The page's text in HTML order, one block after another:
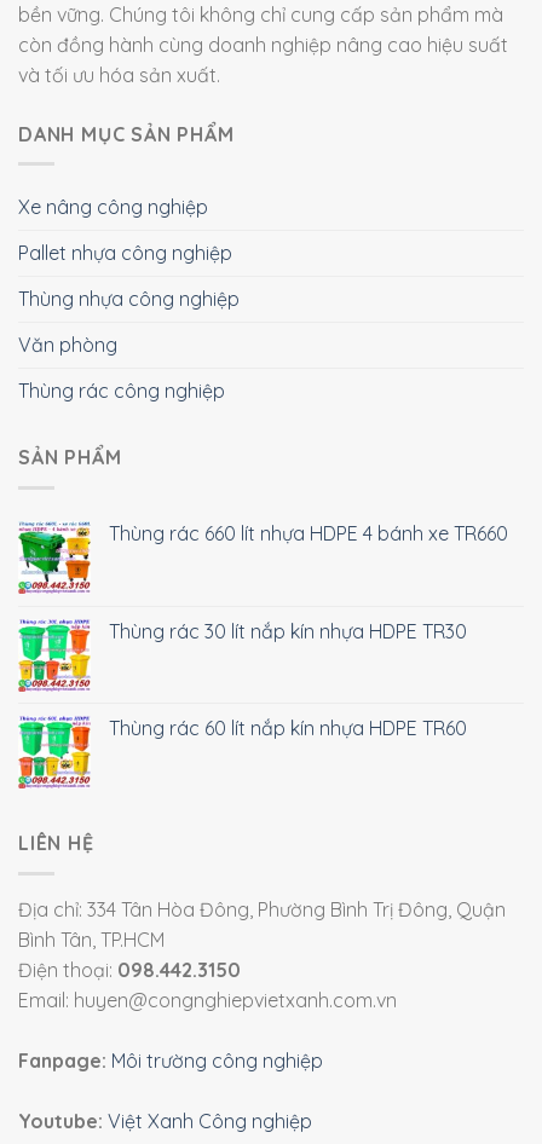
bền vững. Chúng tôi không chỉ cung cấp sản phẩm mà
còn đồng hành cùng doanh nghiệp nâng cao hiệu suất
và tối ưu hóa sản xuất.
DANH MỤC SẢN PHẨM
Xe nâng công nghiệp
Pallet nhựa công nghiệp
Thùng nhựa công nghiệp
Văn phòng
Thùng rác công nghiệp
SẢN PHẨM
Thùng rác 660 lít nhựa HDPE 4 bánh xe TR660
Thùng rác 30 lít nắp kín nhựa HDPE TR30
Thùng rác 60 lít nắp kín nhựa HDPE TR60
LIÊN HỆ
Địa chỉ: 334 Tân Hòa Đông, Phường Bình Trị Đông, Quận
Bình Tân, TP.HCM
Điện thoại: 098.442.3150
Email: huyen@congnghiepvietxanh.com.vn
Fanpage: Môi trường công nghiệp
Youtube: Việt Xanh Công nghiệp